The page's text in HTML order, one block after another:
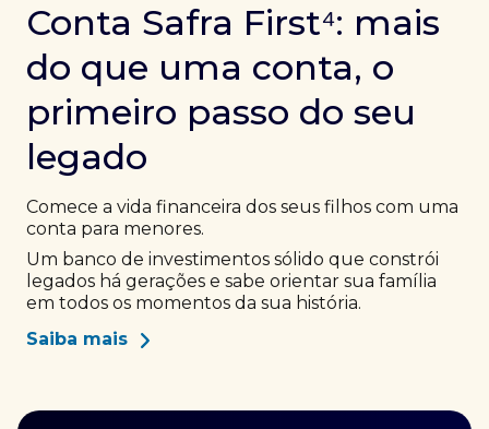
Conta Safra First⁴: mais
do que uma conta, o
primeiro passo do seu
legado
Comece a vida financeira dos seus filhos com uma
conta para menores.
Um banco de investimentos sólido que constrói
legados há gerações e sabe orientar sua família
em todos os momentos da sua história.
Saiba mais